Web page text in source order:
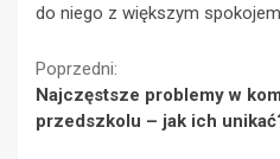
do niego z większym
Continue
Reading
Poprzedni:
Najczęstsze problemy w
przedszkolu – jak ich